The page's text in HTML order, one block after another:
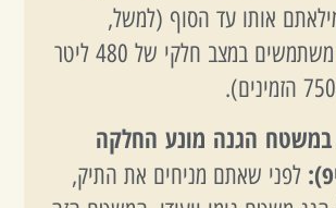
אותו עד הסוף (למשל,
כשאתם משתמשים במצב חלקי של 480 ליטר
הגנה מונע החלקה
לפני שאתם מניחים את התיק,